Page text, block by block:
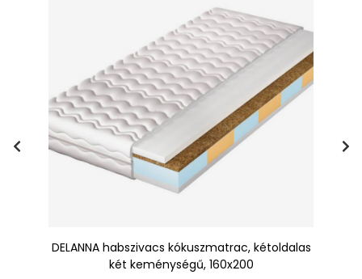
DELANNA habszivacs kókuszmatrac, kétoldalas
két keménységű, 160x200